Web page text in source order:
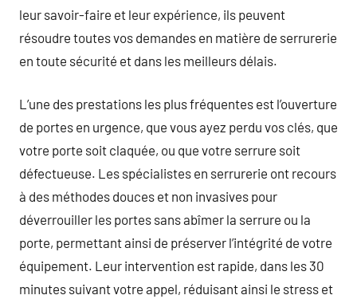
leur savoir-faire et leur expérience, ils peuvent
résoudre toutes vos demandes en matière de serrurerie
en toute sécurité et dans les meilleurs délais.
L’une des prestations les plus fréquentes est l’ouverture
de portes en urgence, que vous ayez perdu vos clés, que
votre porte soit claquée, ou que votre serrure soit
défectueuse. Les spécialistes en serrurerie ont recours
à des méthodes douces et non invasives pour
déverrouiller les portes sans abîmer la serrure ou la
porte, permettant ainsi de préserver l’intégrité de votre
équipement. Leur intervention est rapide, dans les 30
minutes suivant votre appel, réduisant ainsi le stress et